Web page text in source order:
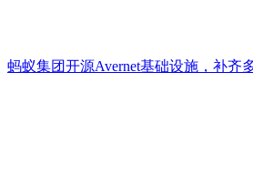
蚂蚁集团开源Avernet基础设施，补齐